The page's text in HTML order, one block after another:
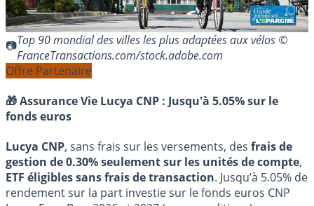
Top 90 mondial des villes les plus adaptées aux vélos ©
FranceTransactions.com/stock.adobe.com
Offre Partenaire
🎁 Assurance Vie Lucya CNP : Jusqu'à 5.05% sur le
fonds euros
Lucya CNP, sans frais sur les versements, des frais de
gestion de 0.30% seulement sur les unités de compte,
ETF éligibles sans frais de transaction. Jusqu’à 5.05% de
rendement sur la part investie sur le fonds euros CNP